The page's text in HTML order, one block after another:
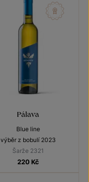
Pálava
Blue line
výběr z bobulí 2023
Šarže 2321
220 Kč